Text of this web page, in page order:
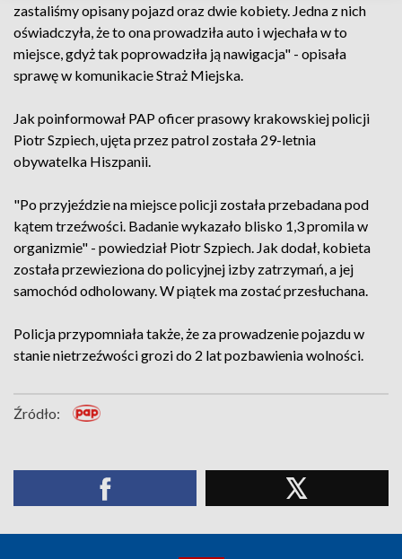
zastaliśmy opisany pojazd oraz dwie kobiety. Jedna z nich
oświadczyła, że to ona prowadziła auto i wjechała w to
miejsce, gdyż tak poprowadziła ją nawigacja" - opisała
sprawę w komunikacie Straż Miejska.
Jak poinformował PAP oficer prasowy krakowskiej policji
Piotr Szpiech, ujęta przez patrol została 29-letnia
obywatelka Hiszpanii.
"Po przyjeździe na miejsce policji została przebadana pod
kątem trzeźwości. Badanie wykazało blisko 1,3 promila w
organizmie" - powiedział Piotr Szpiech. Jak dodał, kobieta
została przewieziona do policyjnej izby zatrzymań, a jej
samochód odholowany. W piątek ma zostać przesłuchana.
Policja przypomniała także, że za prowadzenie pojazdu w
stanie nietrzeźwości grozi do 2 lat pozbawienia wolności.
Źródło: